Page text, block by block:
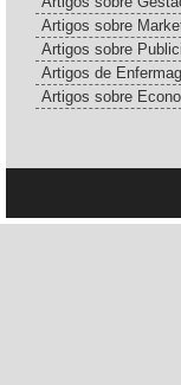
Artigos sobre
Artigos sobre
Artigos de
Artigos sobre